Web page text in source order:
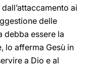
ai
delle
debba essere la
lo afferma Gesù in
a Dio e al